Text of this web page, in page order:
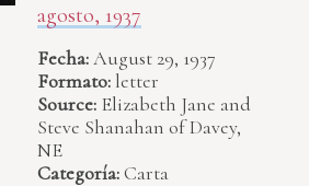
agosto, 1937
Fecha:August 29, 1937
Formato: letter
Source: Elizabeth Jane and
Steve Shanahan of Davey,
NE
Categoría:Carta